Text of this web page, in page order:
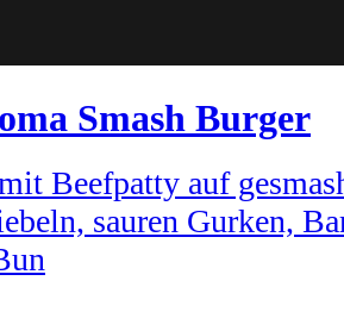
Smash Burger
Beefpatty auf
sauren Gurken,